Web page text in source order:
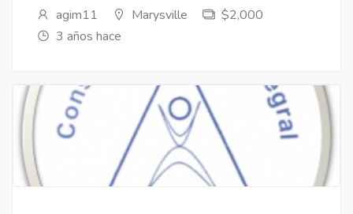
agim11
Marysville
$2,000
3 años hace